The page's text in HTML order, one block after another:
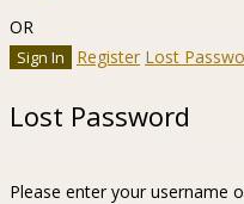
OR
Register Lost
Lost Password
Please enter your username